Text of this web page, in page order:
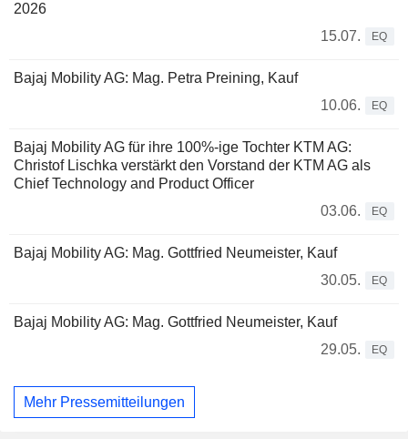
2026
15.07.
EQ
Bajaj Mobility AG: Mag. Petra Preining, Kauf
10.06.
EQ
Bajaj Mobility AG für ihre 100%-ige Tochter KTM AG:
Christof Lischka verstärkt den Vorstand der KTM AG als
Chief Technology and Product Officer
03.06.
EQ
Bajaj Mobility AG: Mag. Gottfried Neumeister, Kauf
30.05.
EQ
Bajaj Mobility AG: Mag. Gottfried Neumeister, Kauf
29.05.
EQ
Mehr Pressemitteilungen